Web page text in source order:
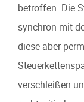
betroffen. Die
synchron mit
diese aber
verschleißen